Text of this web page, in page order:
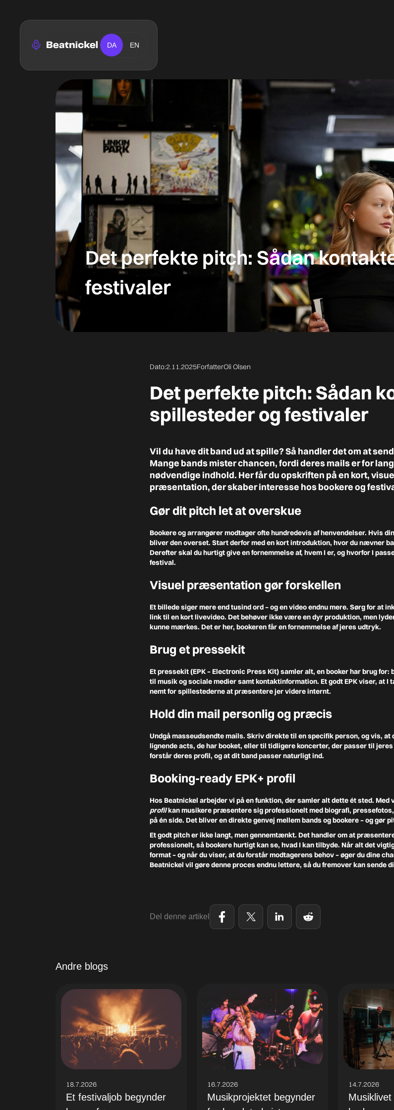
DA EN
Det perfekte pitch: Sådan
festivaler
Dato:2.11.2025ForfatterOli Olsen
Det perfekte pitch: Sådan
spillesteder og festivaler
Vil du have dit band ud at spille? Så handler det om at
Mange bands mister chancen, fordi deres mails er for
nødvendige indhold. Her får du opskriften på en kort,
præsentation, der skaber interesse hos bookere og
Gør dit pitch let at overskue
Bookere og arrangører modtager ofte hundredevis af henvendelser. Hvis
bliver den overset. Start derfor med en kort introduktion, hvor du nævner
Derefter skal du hurtigt give en fornemmelse af, hvem I er, og hvorfor I
festival.
Visuel præsentation gør forskellen
Et billede siger mere end tusind ord – og en video endnu mere. Sørg for at
link til en kort livevideo. Det behøver ikke være en dyr produktion, men
kunne mærkes. Det er her, bookeren får en fornemmelse af jeres udtryk.
Brug et pressekit
Et pressekit (EPK – Electronic Press Kit) samler alt, en booker har brug
til musik og sociale medier samt kontaktinformation. Et godt EPK viser, at
nemt for spillestederne at præsentere jer videre internt.
Hold din mail personlig og præcis
Undgå masseudsendte mails. Skriv direkte til en specifik person, og vis, at
lignende acts, de har booket, eller til tidligere koncerter, der passer til
forstår deres profil, og at dit band passer naturligt ind.
Booking-ready EPK+ profil
Hos Beatnickel arbejder vi på en funktion, der samler alt dette ét sted. Med
profilkan musikere præsentere sig professionelt med biografi,
på én side. Det bliver en direkte genvej mellem bands og bookere – og gør
Et godt pitch er ikke langt, men gennemtænkt. Det handler om at
professionelt, så bookere hurtigt kan se, hvad I kan tilbyde. Når alt det
format – og når du viser, at du forstår modtagerens behov – øger du dine
Beatnickel vil gøre denne proces endnu lettere, så du fremover kan sende
Del denne artikel
Andre blogs
18.7.2026
Et festivaljob begynder
16.7.2026
Musikprojektet begynder
14.7.2026